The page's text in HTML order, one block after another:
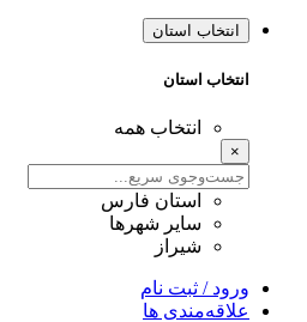
انتخاب استان
انتخاب استان
انتخاب همه
×
استان فارس
سایر شهرها
شیراز
ورود / ثبت نام
علاقه‌مندی ها